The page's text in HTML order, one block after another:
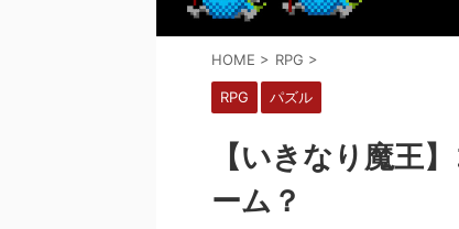
HOME > RPG >
RPG パズル
【いきなり魔王
ーム？